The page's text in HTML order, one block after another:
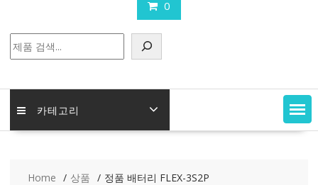
0
색
카테고리
Home 상품 정품 배터리 FLEX-3S2P